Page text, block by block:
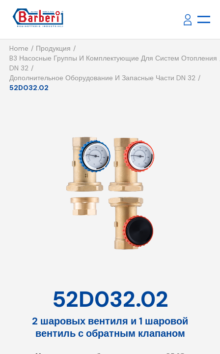
Home
Продукция
B3 Насосные Группы И Комплектующие Для Систем Отопления
DN 32
Дополнительное Оборудование И Запасные Части DN 32
52D032.02
52D032.02
2 шаровых вентиля и 1 шаровой
вентиль с обратным клапаном